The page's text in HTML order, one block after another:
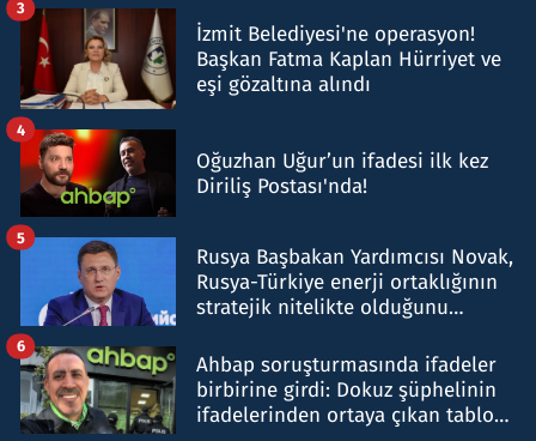
İzmit Belediyesi'ne operasyon!
Başkan Fatma Kaplan Hürriyet ve
eşi gözaltına alındı
3
Oğuzhan Uğur’un ifadesi ilk kez
Diriliş Postası'nda!
4
Rusya Başbakan Yardımcısı Novak,
Rusya-Türkiye enerji ortaklığının
stratejik nitelikte olduğunu
5
Ahbap soruşturmasında ifadeler
birbirine girdi: Dokuz şüphelinin
ifadelerinden ortaya çıkan tablo
6